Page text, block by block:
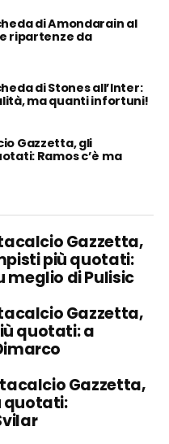
di Amondarain al
ripartenze da
di Stones all’Inter:
ma quanti infortuni!
Gazzetta, gli
Ramos c’è ma
Gazzetta,
più quotati:
meglio di Pulisic
Gazzetta,
quotati: a
Gazzetta,
quotati: